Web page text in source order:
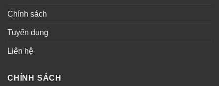
Chính sách
Tuyển dụng
Liên hệ
CHÍNH SÁCH